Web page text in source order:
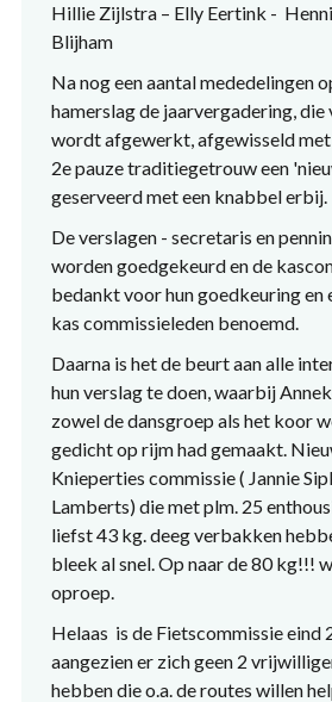
Hillie Zijlstra – Elly Eertink -
Blijham
Na nog een aantal mededelingen
hamerslag de jaarvergadering, die
wordt afgewerkt, afgewisseld met
2e pauze traditiegetrouw een
geserveerd met een knabbel erbij.
De verslagen - secretaris en
worden goedgekeurd en de
bedankt voor hun goedkeuring en
kas commissieleden benoemd.
Daarna is het de beurt aan alle
hun verslag te doen, waarbij
zowel de dansgroep als het koor
gedicht op rijm had gemaakt.
Knieperties commissie ( Jannie
Lamberts) die met plm. 25
liefst 43 kg. deeg verbakken
bleek al snel. Op naar de 80 kg!!!
oproep.
Helaas is de Fietscommissie eind
aangezien er zich geen 2
hebben die o.a. de routes willen